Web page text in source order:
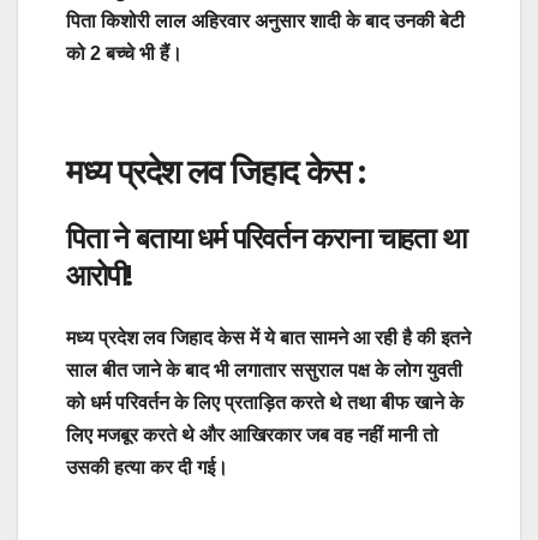
पिता किशोरी लाल अहिरवार अनुसार शादी के बाद उनकी बेटी
को 2 बच्चे भी हैं।
मध्य प्रदेश लव जिहाद केस :
पिता ने बताया धर्म परिवर्तन कराना चाहता था
आरोपी!
मध्य प्रदेश लव जिहाद केस में ये बात सामने आ रही है की इतने
साल बीत जाने के बाद भी लगातार ससुराल पक्ष के लोग युवती
को धर्म परिवर्तन के लिए प्रताड़ित करते थे तथा बीफ खाने के
लिए मजबूर करते थे और आखिरकार जब वह नहीं मानी तो
उसकी हत्या कर दी गई।